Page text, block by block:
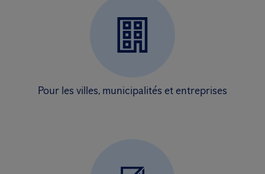
Pour les villes, municipalités et entreprises